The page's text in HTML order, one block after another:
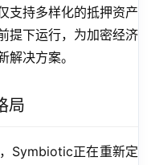
支持多样化的抵押资产
提下运行，为加密经济
决方案。
局
Symbiotic正在重新定